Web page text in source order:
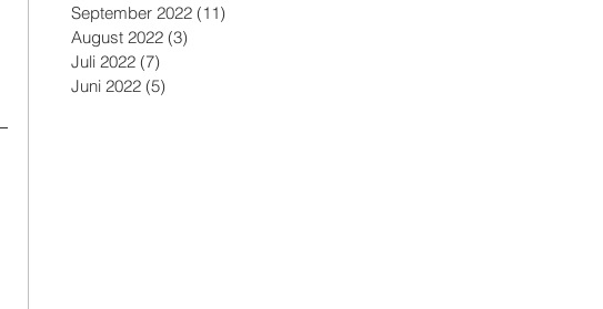
September 2022 (11)
August 2022 (3)
Juli 2022 (7)
Juni 2022 (5)